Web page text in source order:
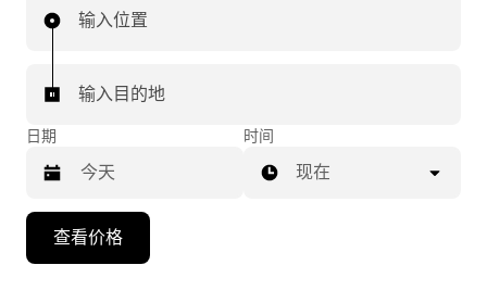
输入位置
输入目的地
日期
向
时间
现在
查看价格